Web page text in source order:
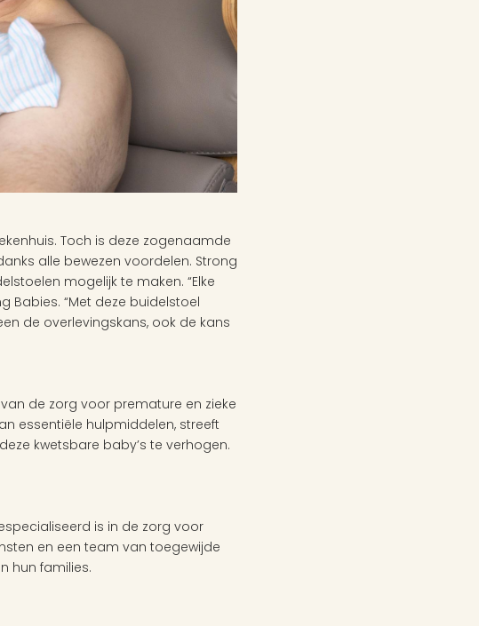
Toch is deze zogenaamde
alle bewezen voordelen. Strong
mogelijk te maken. “Elke
Babies. “Met deze buidelstoel
de overlevingskans, ook de kans
de zorg voor premature en zieke
essentiële hulpmiddelen, streeft
kwetsbare baby’s te verhogen.
is in de zorg voor
en een team van toegewijde
hun families.